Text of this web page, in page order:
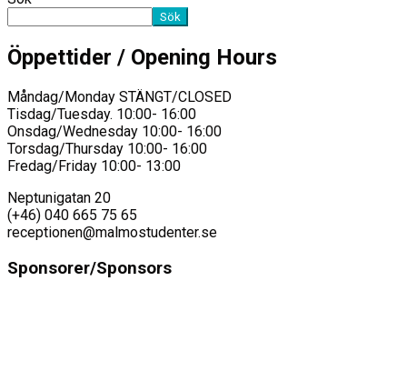
Sök
Öppettider / Opening Hours
Måndag/Monday STÄNGT/CLOSED
Tisdag/Tuesday. 10:00- 16:00
Onsdag/Wednesday 10:00- 16:00
Torsdag/Thursday 10:00- 16:00
Fredag/Friday 10:00- 13:00
Neptunigatan 20
(+46) 040 665 75 65
receptionen@malmostudenter.se
Sponsorer/Sponsors